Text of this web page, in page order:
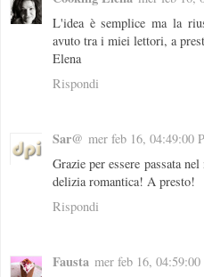
L'idea è semplice ma la
avuto tra i miei lettori, a
Elena
Rispondi
Sar@ mer feb 16, 04:49:00
Grazie per essere passata
delizia romantica! A presto!
Rispondi
Fausta mer feb 16,